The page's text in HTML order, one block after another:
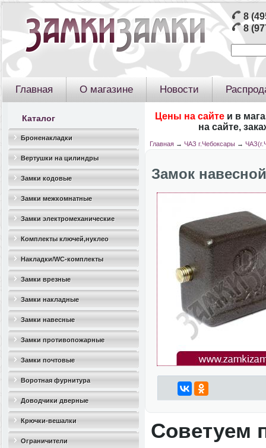
8
8
Главная О магазине Новости
Каталог
Броненакладки
Вертушки на цилиндры
Замки кодовые
Замки межкомнатные
Замки электромеханические
Комплекты ключей,нуклео
Накладки/WC-комплекты
Замки врезные
Замки накладные
Замки навесные
Замки противопожарные
Замки почтовые
Воротная фурнитура
Доводчики дверные
Крючки-вешалки
Ограничители
Цены на сайте и в
на сайте,
Главная→ ЧАЗ г.Чебоксары→
Замок
Советуем